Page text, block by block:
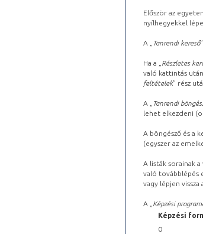
Először az
nyílhegyekkel
A „ Tanrendi kereső
Ha a „ Részletes
való kattintás
feltételek” rész
A „ Tanrendi
lehet elkezdeni
A böngésző és a
(egyszer az
A listák sorainak
való továbblépés
vagy lépjen
A „ Képzési
Képzési
0